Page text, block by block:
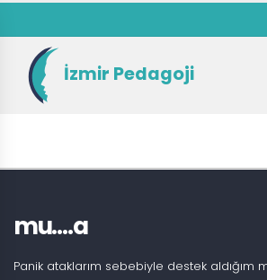
İzmir Pedagoji
mu….a
Panik ataklarım sebebiyle destek aldığım